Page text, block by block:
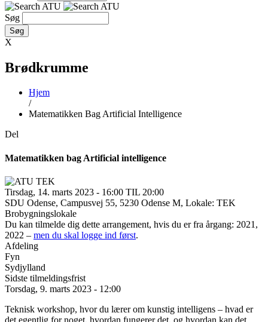
Søg
X
Brødkrumme
Hjem
/
Matematikken Bag Artificial Intelligence
Del
Matematikken bag Artificial intelligence
Tirsdag, 14. marts 2023 - 16:00 TIL 20:00
SDU Odense, Campusvej 55, 5230 Odense M, Lokale: TEK
Brobygningslokale
Du kan tilmelde dig dette arrangement, hvis du er fra årgang: 2021,
2022 – men du skal logge ind først.
Afdeling
Fyn
Sydjylland
Sidste tilmeldingsfrist
Torsdag, 9. marts 2023 - 12:00
Teknisk workshop, hvor du lærer om kunstig intelligens – hvad er
det egentlig for noget, hvordan fungerer det, og hvordan kan det